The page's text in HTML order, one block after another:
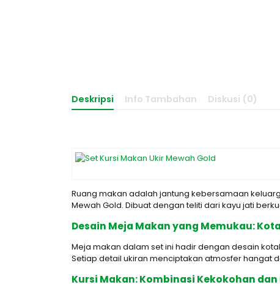
Deskripsi Info Tambahan Diskusi (0)
Ruang makan adalah jantung kebersamaan
Mewah Gold. Dibuat dengan teliti dari kayu jati
Desain Meja Makan yang Memukau:
Meja makan dalam set ini hadir dengan desain
Setiap detail ukiran menciptakan atmosfer hangat
Kursi Makan: Kombinasi Kekokohan